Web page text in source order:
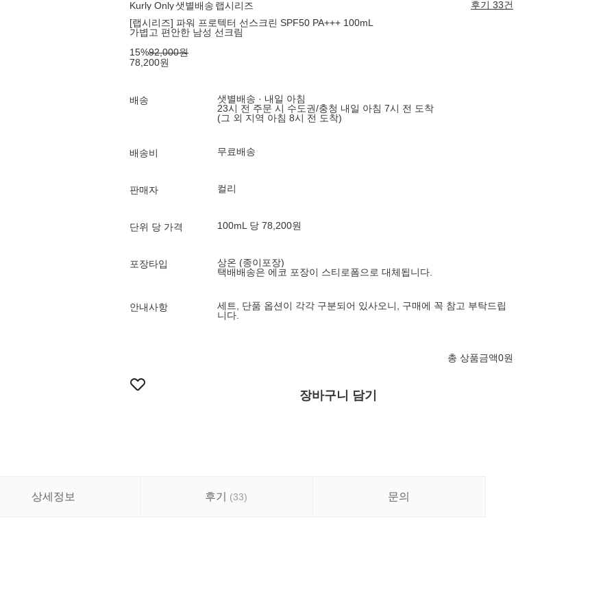
Kurly Only샛별배송 랩시리즈
후기 33건
[랩시리즈] 파워 프로텍터 선스크린 SPF50 PA+++ 100mL
가볍고 편안한 남성 선크림
15%92,000원
78,200원
배송
샛별배송 · 내일 아침
23시 전 주문 시 수도권/충청 내일 아침 7시 전 도착
(그 외 지역 아침 8시 전 도착)
배송비 무료배송
판매자 컬리
단위 당 가격 100mL 당 78,200원
포장타입
상온 (종이포장)
택배배송은 에코 포장이 스티로폼으로 대체됩니다.
안내사항
세트, 단품 옵션이 각각 구분되어 있사오니, 구매에 꼭 참고 부탁드립
니다.
총 상품금액0원
장바구니 담기
상세정보 후기 (33) 문의